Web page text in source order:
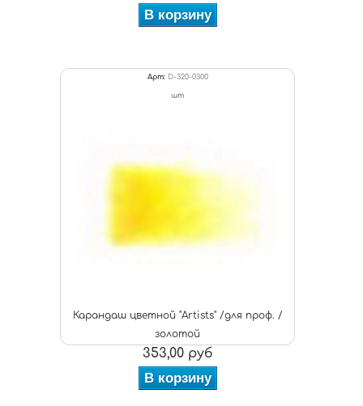
В корзину
Арт: D-320-0300
шт
Карандаш цветной "Artists" /для проф. /
золотой
353,00 руб
В корзину